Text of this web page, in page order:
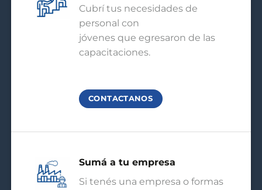
Cubrí tus necesidades de
personal con
jóvenes que egresaron de las
capacitaciones.
CONTACTANOS
Sumá a tu empresa
Si tenés una empresa o formas